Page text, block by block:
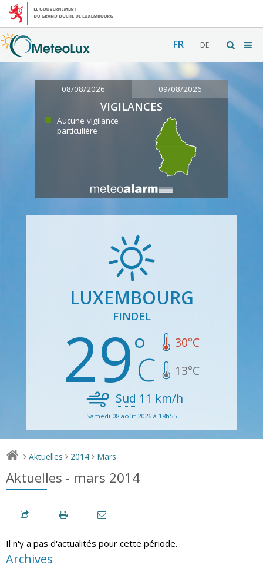
FR DE
08/08/2026 09/08/2026
VIGILANCES
Aucune vigilance
particulière
LUXEMBOURG
FINDEL
29 30°C
13°C
Sud 11 km/h
Samedi 08 août 2026 à 18h55
> Aktuelles > 2014 > Mars
Aktuelles - mars 2014
Il n'y a pas d'actualités pour cette période.
Archives